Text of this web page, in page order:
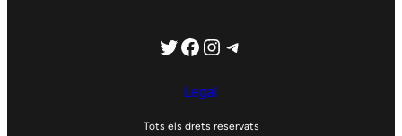
Twitter
Facebook
Instagram
Telegram
Legal
Tots els drets reservats